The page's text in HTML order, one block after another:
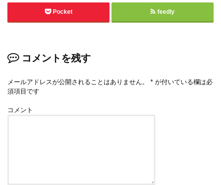
Pocket feedly
コメントを残す
メールアドレスが公開されることはありません。 * が付いている欄は必
須項目です
コメント